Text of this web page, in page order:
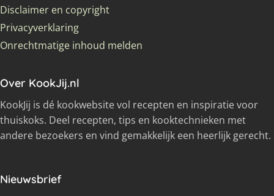
Disclaimer en copyright
Privacyverklaring
Onrechtmatige inhoud melden
Over KookJij.nl
KookJij is dé kookwebsite vol recepten en inspiratie voor
thuiskoks. Deel recepten, tips en kooktechnieken met
andere bezoekers en vind gemakkelijk een heerlijk gerecht.
Nieuwsbrief